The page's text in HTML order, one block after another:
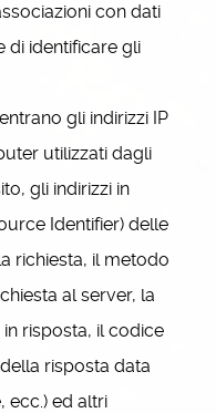
con dati
di identificare gli
gli indirizzi IP
utilizzati dagli
gli indirizzi in
Identifier) delle
richiesta, il metodo
al server, la
risposta, il codice
risposta data
ecc.) ed altri